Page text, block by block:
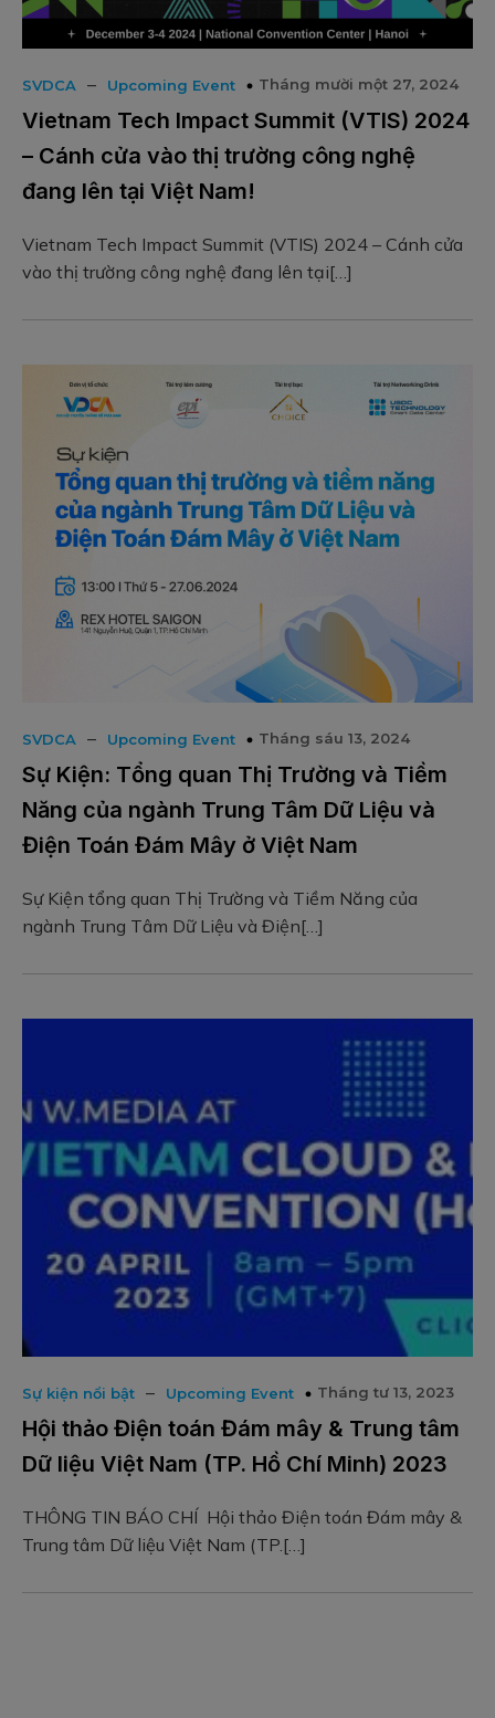
SVDCA – Upcoming Event Tháng mười một 27, 2024
Vietnam Tech Impact Summit (VTIS) 2024
– Cánh cửa vào thị trường công nghệ
đang lên tại Việt Nam!
Vietnam Tech Impact Summit (VTIS) 2024 – Cánh cửa
vào thị trường công nghệ đang lên tại[…]
SVDCA – Upcoming Event Tháng sáu 13, 2024
Sự Kiện: Tổng quan Thị Trường và Tiềm
Năng của ngành Trung Tâm Dữ Liệu và
Điện Toán Đám Mây ở Việt Nam
Sự Kiện tổng quan Thị Trường và Tiềm Năng của
ngành Trung Tâm Dữ Liệu và Điện[…]
Sự kiện nổi bật – Upcoming Event Tháng tư 13, 2023
Hội thảo Điện toán Đám mây & Trung tâm
Dữ liệu Việt Nam (TP. Hồ Chí Minh) 2023
THÔNG TIN BÁO CHÍ Hội thảo Điện toán Đám mây &
Trung tâm Dữ liệu Việt Nam (TP.[…]
This will close in18seconds